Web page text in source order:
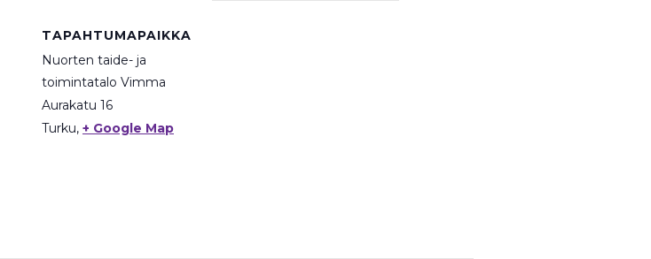
TAPAHTUMAPAIKKA
Nuorten taide- ja
toimintatalo Vimma
Aurakatu 16
Turku, + Google Map